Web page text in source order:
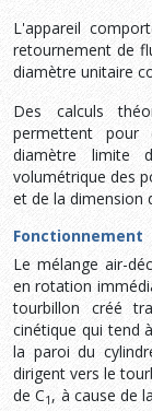
L'appareil
retournement de
diamètre unitaire
Des calculs
permettent pour
diamètre limite
volumétrique des
et de la dimension
Fonctionnement
Le mélange air-
en rotation
tourbillon créé
cinétique qui tend
la paroi du
dirigent vers le
de C1, à cause de